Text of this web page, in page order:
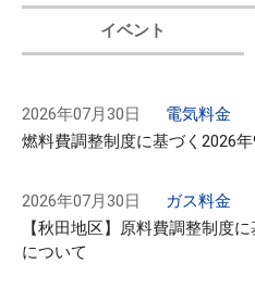
イベント
2026年07月30日
電気料金
燃料費調整制度に基づく2026
2026年07月30日
ガス料金
【秋田地区】原料費調整制度
について